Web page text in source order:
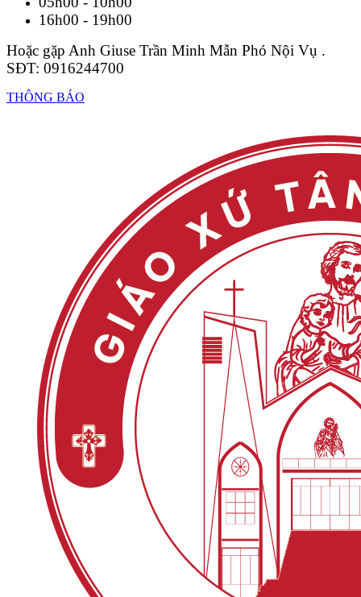
16h00 - 19h00
Hoặc gặp Anh Giuse Trần Minh Mẫn Phó Nội Vụ .
SĐT: 0916244700
THÔNG BÁO